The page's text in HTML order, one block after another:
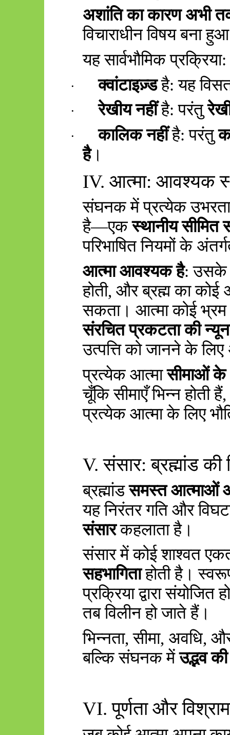
अशांति का कारण अभी
विचाराधीन विषय बना
यह सार्वभौमिक प्रक्रिया:
· क्वांटाइज़्ड है: यह
· रेखीय नहीं है: परंतु
· कालिक नहीं है: परंतु
है।
IV.आत्मा: आवश्यक
संघनक में प्रत्येक
है—एक स्थानीय सीमित
परिभाषित नियमों के
आत्मा आवश्यक है:उसके
होती,और ब्रह्म का कोई
सकता। आत्मा कोई भ्रम
संरचित प्रकटता की
उत्पत्ति को जानने के लिए
प्रत्येक आत्मा सीमाओं के
चूँकि सीमाएँ भिन्न होती हैं
प्रत्येक आत्मा के लिए
V.संसार: ब्रह्मांड की
ब्रह्मांड समस्त आत्माओं
यह निरंतर गति और
संसार कहलाता है।
संसार में कोई शाश्वत
सहभागिता होती है।
प्रक्रिया द्वारा संयोजित
तब विलीन हो जाते हैं।
भिन्नता,सीमा, अवधि,
बल्कि संघनक में उद्भव
VI.पूर्णता और